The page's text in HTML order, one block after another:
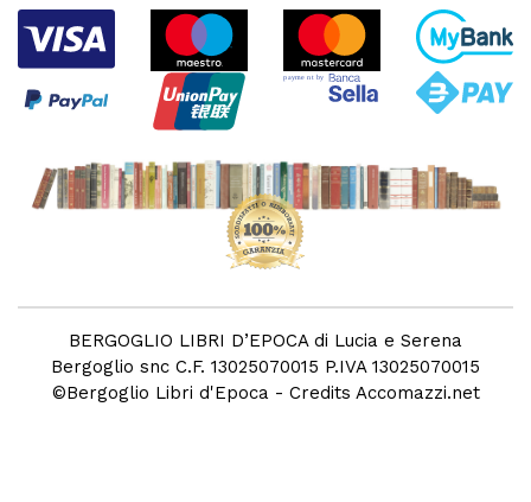
BERGOGLIO LIBRI D’EPOCA di Lucia e Serena
Bergoglio snc C.F. 13025070015 P.IVA 13025070015
©Bergoglio Libri d'Epoca - Credits Accomazzi.net